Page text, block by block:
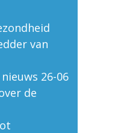
van
26-06
de